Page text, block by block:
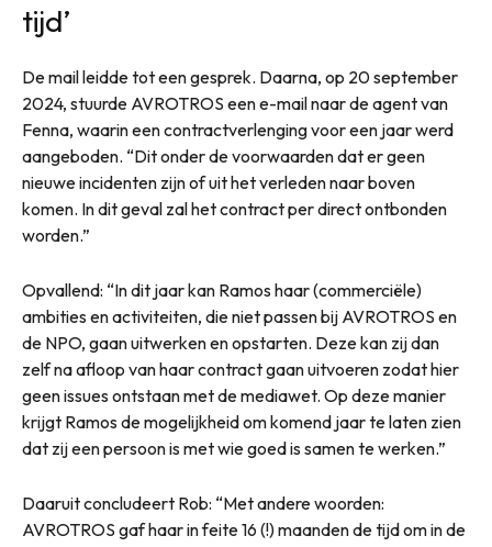
tijd’
De mail leidde tot een gesprek. Daarna, op 20 september
2024, stuurde AVROTROS een e-mail naar de agent van
Fenna, waarin een contractverlenging voor een jaar werd
aangeboden. “Dit onder de voorwaarden dat er geen
nieuwe incidenten zijn of uit het verleden naar boven
komen. In dit geval zal het contract per direct ontbonden
worden.”
Opvallend: “In dit jaar kan Ramos haar (commerciële)
ambities en activiteiten, die niet passen bij AVROTROS en
de NPO, gaan uitwerken en opstarten. Deze kan zij dan
zelf na afloop van haar contract gaan uitvoeren zodat hier
geen issues ontstaan met de mediawet. Op deze manier
krijgt Ramos de mogelijkheid om komend jaar te laten zien
dat zij een persoon is met wie goed is samen te werken.”
Daaruit concludeert Rob: “Met andere woorden:
AVROTROS gaf haar in feite 16 (!) maanden de tijd om in de